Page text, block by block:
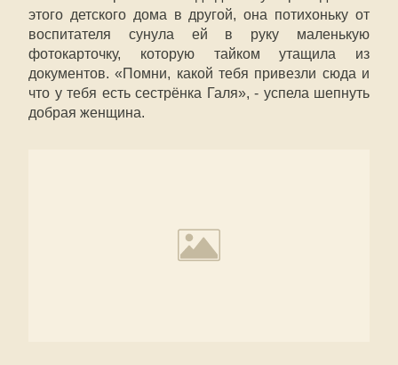
этого детского дома в другой, она потихоньку от
воспитателя сунула ей в руку маленькую
фотокарточку, которую тайком утащила из
документов. «Помни, какой тебя привезли сюда и
что у тебя есть сестрёнка Галя», - успела шепнуть
добрая женщина.